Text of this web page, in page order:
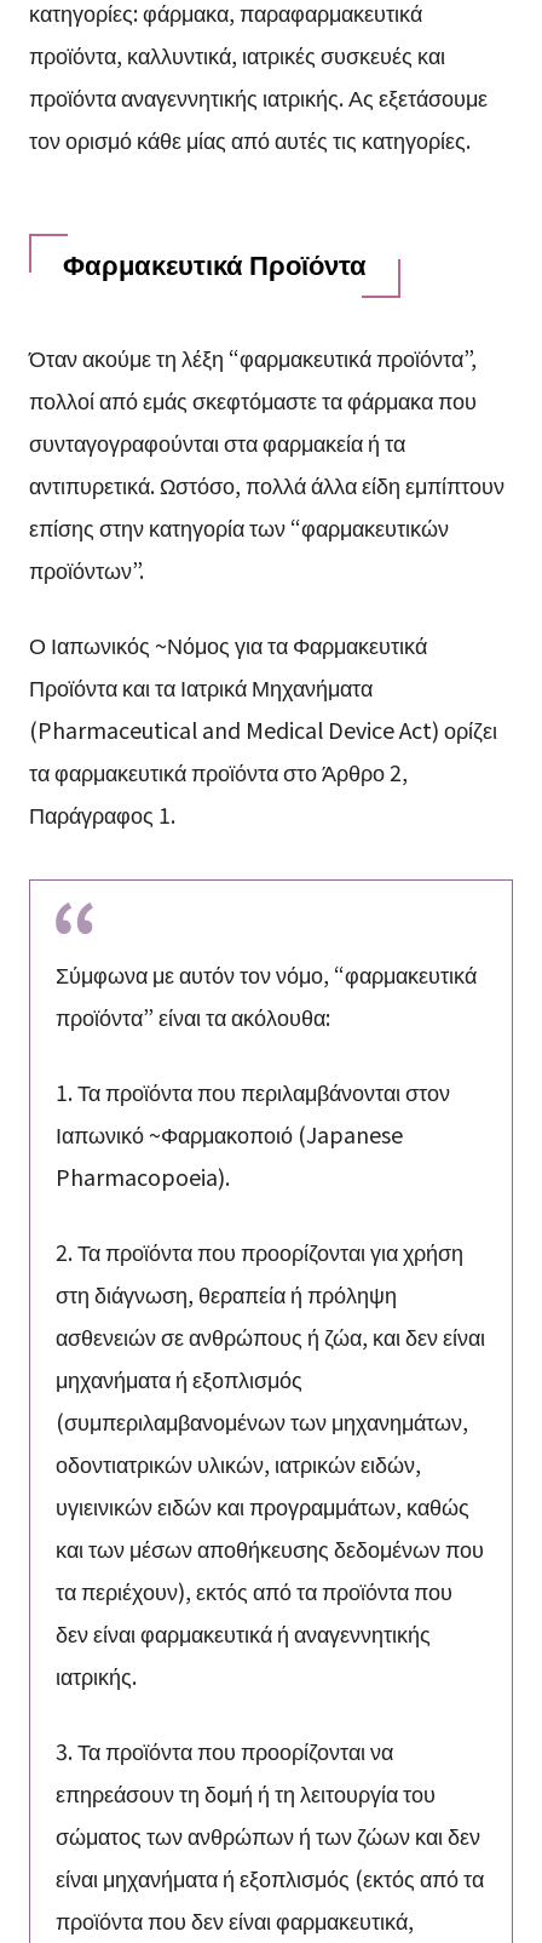
κατηγορίες: φάρμακα, παραφαρμακευτικά
προϊόντα, καλλυντικά, ιατρικές συσκευές και
προϊόντα αναγεννητικής ιατρικής. Ας εξετάσουμε
τον ορισμό κάθε μίας από αυτές τις κατηγορίες.
Φαρμακευτικά Προϊόντα
Όταν ακούμε τη λέξη “φαρμακευτικά προϊόντα”,
πολλοί από εμάς σκεφτόμαστε τα φάρμακα που
συνταγογραφούνται στα φαρμακεία ή τα
αντιπυρετικά. Ωστόσο, πολλά άλλα είδη εμπίπτουν
επίσης στην κατηγορία των “φαρμακευτικών
προϊόντων”.
Ο Ιαπωνικός ~Νόμος για τα Φαρμακευτικά
Προϊόντα και τα Ιατρικά Μηχανήματα
(Pharmaceutical and Medical Device Act) ορίζει
τα φαρμακευτικά προϊόντα στο Άρθρο 2,
Παράγραφος 1.
Σύμφωνα με αυτόν τον νόμο, “φαρμακευτικά
προϊόντα” είναι τα ακόλουθα:
1. Τα προϊόντα που περιλαμβάνονται στον
Ιαπωνικό ~Φαρμακοποιό (Japanese
Pharmacopoeia).
2. Τα προϊόντα που προορίζονται για χρήση
στη διάγνωση, θεραπεία ή πρόληψη
ασθενειών σε ανθρώπους ή ζώα, και δεν είναι
μηχανήματα ή εξοπλισμός
(συμπεριλαμβανομένων των μηχανημάτων,
οδοντιατρικών υλικών, ιατρικών ειδών,
υγιεινικών ειδών και προγραμμάτων, καθώς
και των μέσων αποθήκευσης δεδομένων που
τα περιέχουν), εκτός από τα προϊόντα που
δεν είναι φαρμακευτικά ή αναγεννητικής
ιατρικής.
3. Τα προϊόντα που προορίζονται να
επηρεάσουν τη δομή ή τη λειτουργία του
σώματος των ανθρώπων ή των ζώων και δεν
είναι μηχανήματα ή εξοπλισμός (εκτός από τα
προϊόντα που δεν είναι φαρμακευτικά,